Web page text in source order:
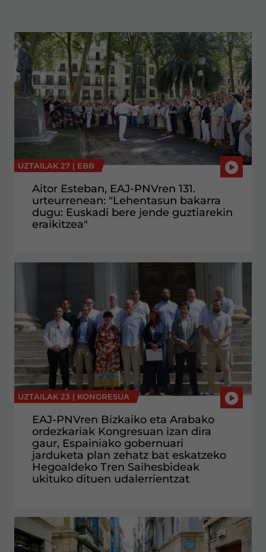
UZTAILAK 27 | EBB
Aitor Esteban, EAJ-PNVren 131.
urteurrenean: "Lehentasun bakarra
dugu: Euskadi bere jende guztiarekin
eraikitzea"
UZTAILAK 23 | KONGRESUA
EAJ-PNVren Bizkaiko eta Arabako
ordezkariak Kongresuan izan dira
gaur, Espainiako gobernuari
jarduketa plan zehatz bat eskatzeko
Hegoaldeko Tren Saihesbideak
ukituko dituen udalerrientzat